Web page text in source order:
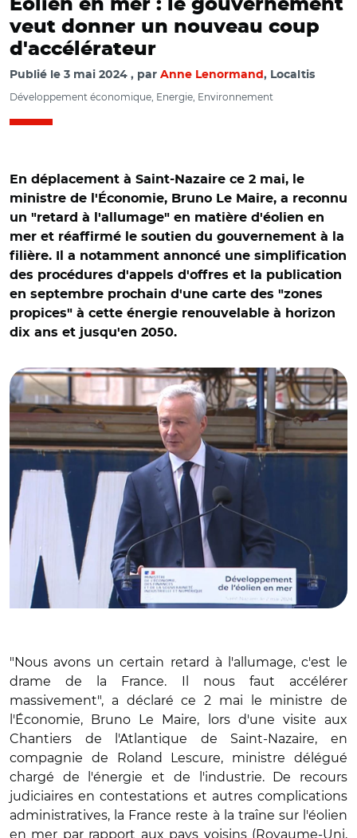
Éolien en mer : le gouvernement
veut donner un nouveau coup
d'accélérateur
Publié le 3 mai 2024 par Anne Lenormand , Localtis
Développement économique, Energie, Environnement
En déplacement à Saint-Nazaire ce 2 mai, le
ministre de l'Économie, Bruno Le Maire, a reconnu
un "retard à l'allumage" en matière d'éolien en
mer et réaffirmé le soutien du gouvernement à la
filière. Il a notamment annoncé une simplification
des procédures d'appels d'offres et la publication
en septembre prochain d'une carte des "zones
propices" à cette énergie renouvelable à horizon
dix ans et jusqu'en 2050.
"Nous avons un certain retard à l'allumage, c'est le
drame de la France. Il nous faut accélérer
massivement", a déclaré ce 2 mai le ministre de
l'Économie, Bruno Le Maire, lors d'une visite aux
Chantiers de l'Atlantique de Saint-Nazaire, en
compagnie de Roland Lescure, ministre délégué
chargé de l'énergie et de l'industrie. De recours
judiciaires en contestations et autres complications
administratives, la France reste à la traîne sur l'éolien
en mer par rapport aux pays voisins (Royaume-Uni,